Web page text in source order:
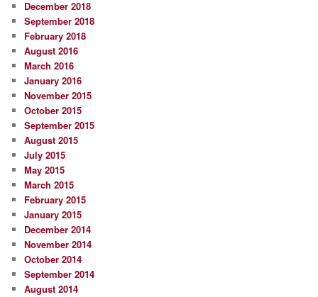
December 2018
September 2018
February 2018
August 2016
March 2016
January 2016
November 2015
October 2015
September 2015
August 2015
July 2015
May 2015
March 2015
February 2015
January 2015
December 2014
November 2014
October 2014
September 2014
August 2014